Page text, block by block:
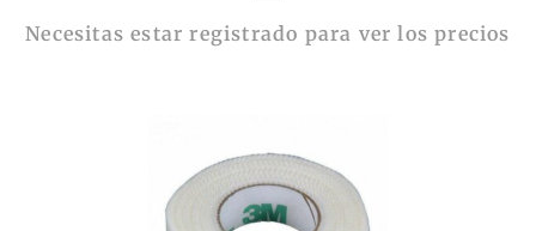
Necesitas estar registrado para ver los precios